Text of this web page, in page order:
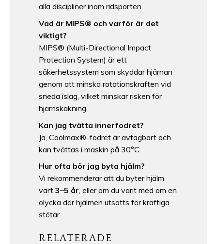
alla discipliner inom ridsporten.
Vad är MIPS® och varför är det
viktigt?
MIPS® (Multi-Directional Impact
Protection System) är ett
säkerhetssystem som skyddar hjärnan
genom att minska rotationskraften vid
sneda islag, vilket minskar risken för
hjärnskakning.
Kan jag tvätta innerfodret?
Ja, Coolmax®-fodret är avtagbart och
kan tvättas i maskin på 30°C.
Hur ofta bör jag byta hjälm?
Vi rekommenderar att du byter hjälm
vart 3–5 år, eller om du varit med om en
olycka där hjälmen utsatts för kraftiga
stötar.
RELATERADE